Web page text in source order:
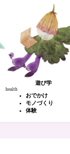
遊び学
health
おでかけ
モノづくり
体験